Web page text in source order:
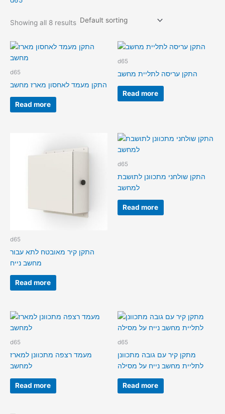
Showing all 8 results
d65
התקן מעמד לאחסון מארז מחשב
Read more
d65
התקן עריסה לתליית מחשב
Read more
d65
התקן קיר מאובטח לתא עבור
מחשב נייח
Read more
d65
התקן שולחני מתכוונן לתושבת
למחשב
Read more
d65
מעמד רצפה מתכוונן למארז
למחשב
Read more
d65
מתקן קיר עם גובה מתכוונן
לתליית מחשב נייח על מסילה
Read more